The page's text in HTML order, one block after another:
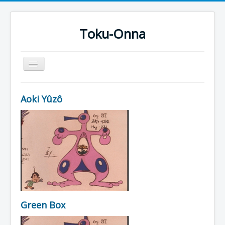
Toku-Onna
Basculer
la
Toku-Actrices
Toku-Critiques
Films
COSAA
Dessins
Artiste Asperger
Aoki Yûzô
Green Box